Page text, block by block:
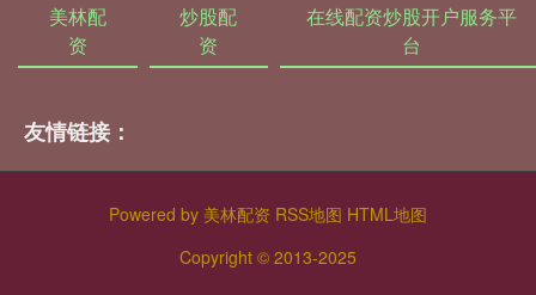
美林配
资
炒股配
资
在线配资炒股开户服务平
台
友情链接：
Powered by 美林配资 RSS地图 HTML地图
Copyright © 2013-2025